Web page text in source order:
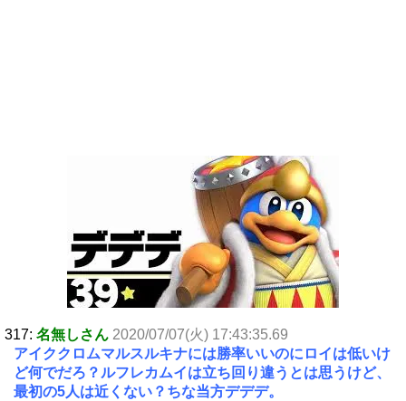
317: 名無しさん 2020/07/07(火) 17:43:35.69
アイククロムマルスルキナには勝率いいのにロイは低いけ
ど何でだろ？ルフレカムイは立ち回り違うとは思うけど、
最初の5人は近くない？ちな当方デデデ。